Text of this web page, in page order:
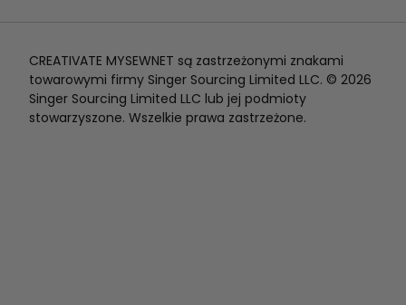
CREATIVATE MYSEWNET są zastrzeżonymi znakami
towarowymi firmy Singer Sourcing Limited LLC. © 2026
Singer Sourcing Limited LLC lub jej podmioty
stowarzyszone. Wszelkie prawa zastrzeżone.